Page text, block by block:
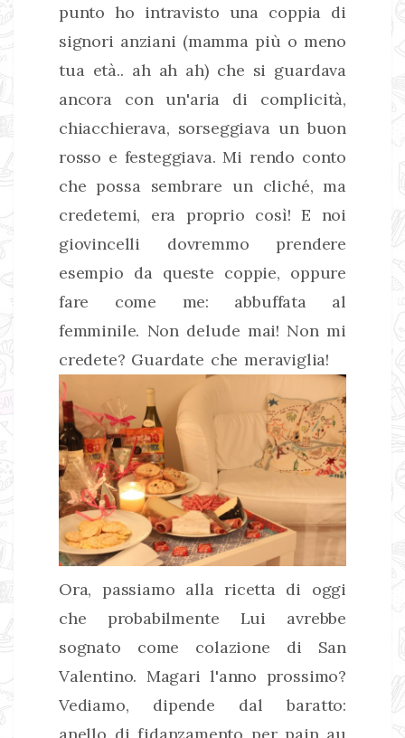
punto ho intravisto una coppia di
signori anziani (mamma più o meno
tua età.. ah ah ah) che si guardava
ancora con un'aria di complicità,
chiacchierava, sorseggiava un buon
rosso e festeggiava. Mi rendo conto
che possa sembrare un cliché, ma
credetemi, era proprio così! E noi
giovincelli dovremmo prendere
esempio da queste coppie, oppure
fare come me: abbuffata al
femminile. Non delude mai! Non mi
credete? Guardate che meraviglia!
Ora, passiamo alla ricetta di oggi
che probabilmente Lui avrebbe
sognato come colazione di San
Valentino. Magari l'anno prossimo?
Vediamo, dipende dal baratto:
anello di fidanzamento per pain au